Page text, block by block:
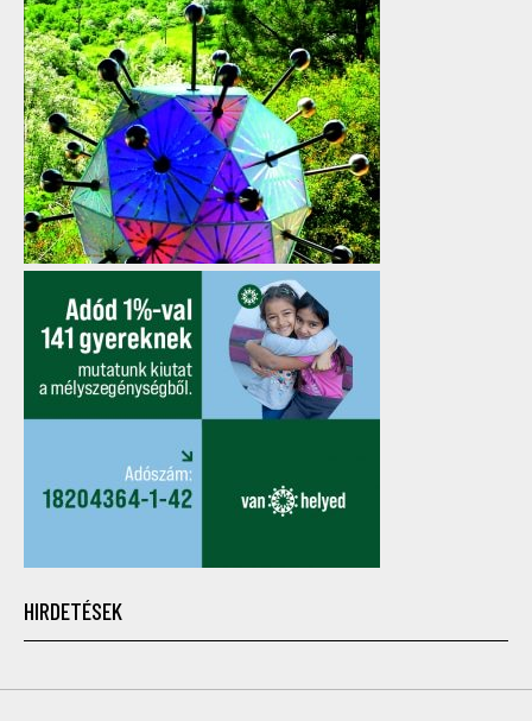
HIRDETÉSEK